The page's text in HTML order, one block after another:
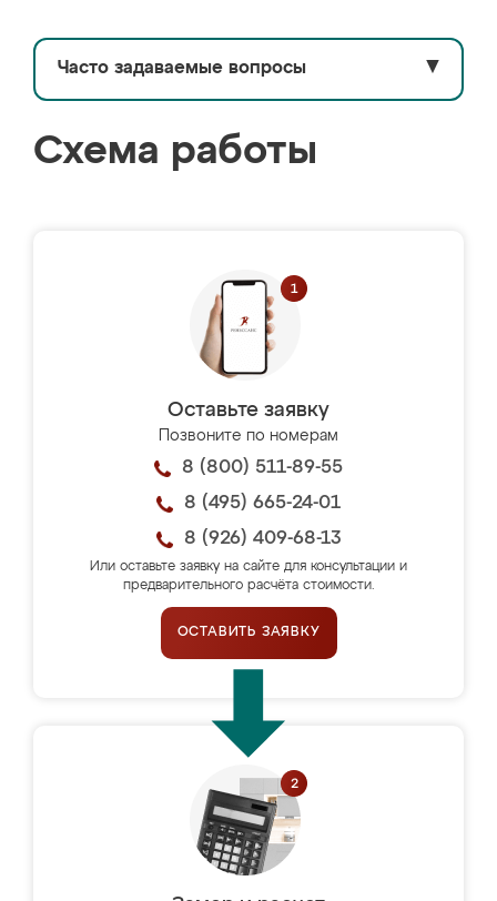
Часто задаваемые вопросы ▼
Схема работы
Оставьте заявку
Позвоните по номерам
8 (800) 511-89-55
8 (495) 665-24-01
8 (926) 409-68-13
Или оставьте заявку на сайте для консультации и
предварительного расчёта стоимости.
ОСТАВИТЬ ЗАЯВКУ